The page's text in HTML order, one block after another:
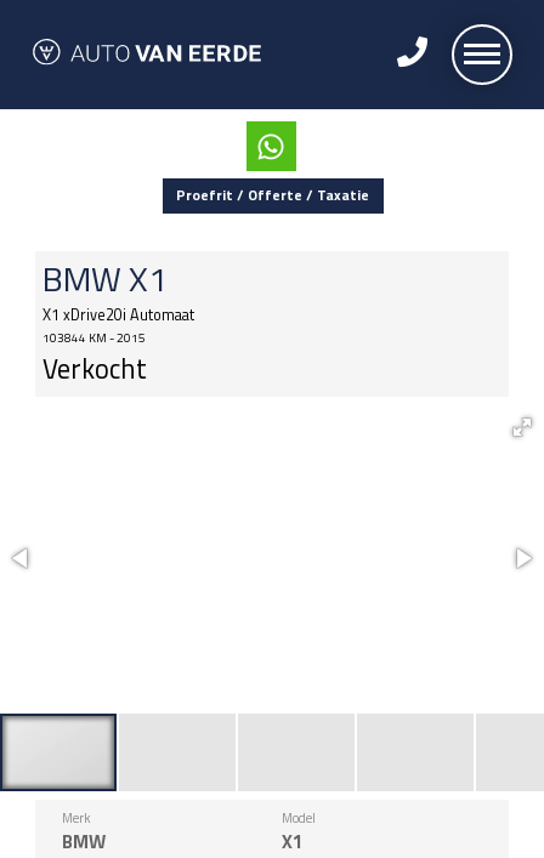
Proefrit / Offerte / Taxatie
BMWX1
X1 xDrive20i Automaat
103844 KM - 2015
Verkocht
Merk
BMW
Model
X1